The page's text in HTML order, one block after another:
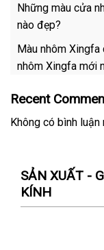
Những màu cửa
nào đẹp?
Màu nhôm
nhôm Xingfa mới
Recent
Không có bình luận
SẢN XUẤT -
KÍNH